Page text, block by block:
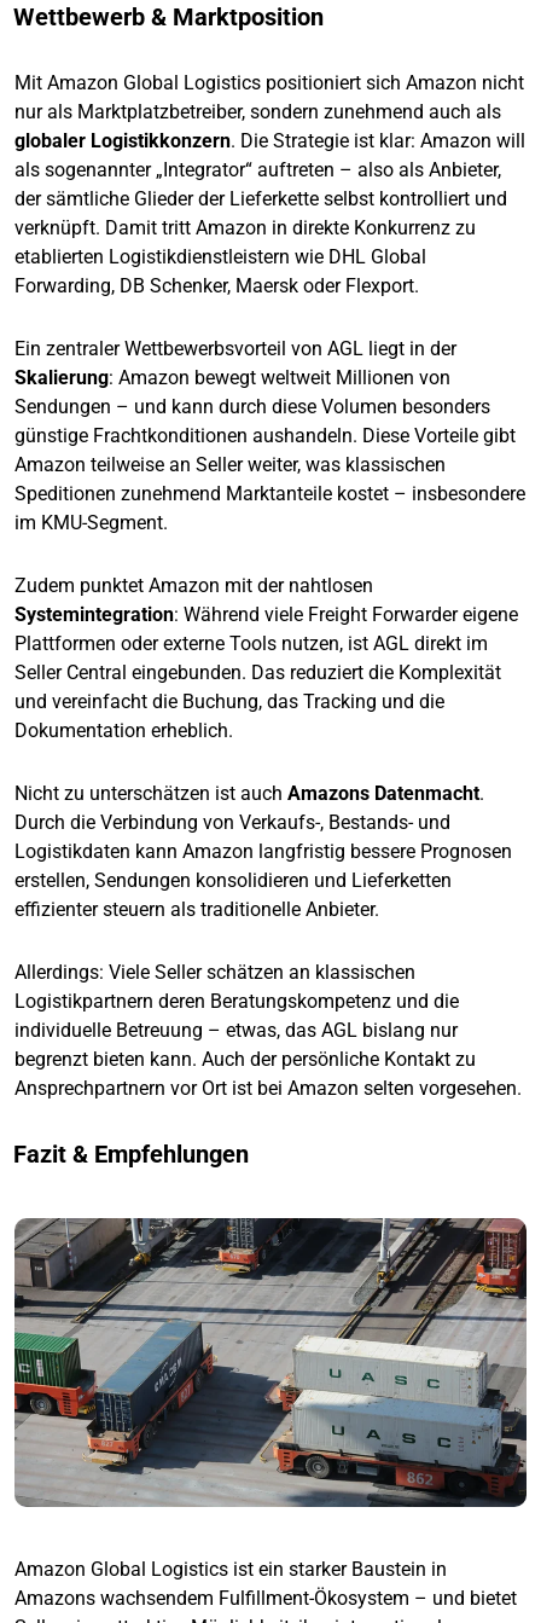
Wettbewerb & Marktposition
Mit Amazon Global Logistics positioniert sich Amazon nicht
nur als Marktplatzbetreiber, sondern zunehmend auch als
globaler Logistikkonzern. Die Strategie ist klar: Amazon will
als sogenannter „Integrator“ auftreten – also als Anbieter,
der sämtliche Glieder der Lieferkette selbst kontrolliert und
verknüpft. Damit tritt Amazon in direkte Konkurrenz zu
etablierten Logistikdienstleistern wie DHL Global
Forwarding, DB Schenker, Maersk oder Flexport.
Ein zentraler Wettbewerbsvorteil von AGL liegt in der
Skalierung: Amazon bewegt weltweit Millionen von
Sendungen – und kann durch diese Volumen besonders
günstige Frachtkonditionen aushandeln. Diese Vorteile gibt
Amazon teilweise an Seller weiter, was klassischen
Speditionen zunehmend Marktanteile kostet – insbesondere
im KMU-Segment.
Zudem punktet Amazon mit der nahtlosen
Systemintegration: Während viele Freight Forwarder eigene
Plattformen oder externe Tools nutzen, ist AGL direkt im
Seller Central eingebunden. Das reduziert die Komplexität
und vereinfacht die Buchung, das Tracking und die
Dokumentation erheblich.
Nicht zu unterschätzen ist auch Amazons Datenmacht.
Durch die Verbindung von Verkaufs-, Bestands- und
Logistikdaten kann Amazon langfristig bessere Prognosen
erstellen, Sendungen konsolidieren und Lieferketten
effizienter steuern als traditionelle Anbieter.
Allerdings: Viele Seller schätzen an klassischen
Logistikpartnern deren Beratungskompetenz und die
individuelle Betreuung – etwas, das AGL bislang nur
begrenzt bieten kann. Auch der persönliche Kontakt zu
Ansprechpartnern vor Ort ist bei Amazon selten vorgesehen.
Fazit & Empfehlungen
Amazon Global Logistics ist ein starker Baustein in
Amazons wachsendem Fulfillment-Ökosystem – und bietet